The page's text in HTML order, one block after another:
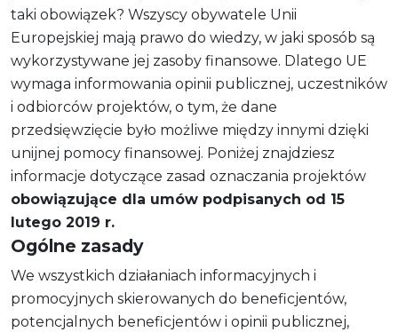
taki obowiązek? Wszyscy obywatele Unii
Europejskiej mają prawo do wiedzy, w jaki sposób są
wykorzystywane jej zasoby finansowe. Dlatego UE
wymaga informowania opinii publicznej, uczestników
i odbiorców projektów, o tym, że dane
przedsięwzięcie było możliwe między innymi dzięki
unijnej pomocy finansowej. Poniżej znajdziesz
informacje dotyczące zasad oznaczania projektów
obowiązujące dla umów podpisanych od 15
lutego 2019 r.
Ogólne zasady
We wszystkich działaniach informacyjnych i
promocyjnych skierowanych do beneficjentów,
potencjalnych beneficjentów i opinii publicznej,